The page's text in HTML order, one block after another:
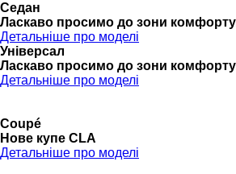
Седан
Ласкаво просимо до зони
Детальніше про моделі
Універсал
Ласкаво просимо до зони
Детальніше про моделі
Coupé
Нове купе CLA
Детальніше про моделі